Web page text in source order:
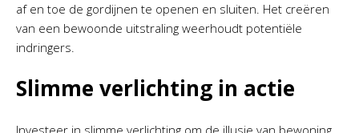
af en toe de gordijnen te openen en sluiten. Het creëren
van een bewoonde uitstraling weerhoudt potentiële
indringers.
Slimme verlichting in actie
Investeer in slimme verlichting om de illusie van bewoning